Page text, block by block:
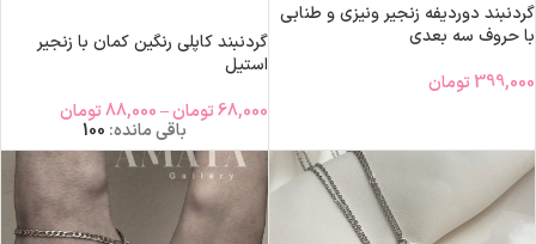
گردنبند دوردیفه زنجیر ونیزی و طنابی
با حروف سه بعدی
399,000 تومان
گردنبند کاپلی رنگین کمان با زنجیر
استیل
68,000تومان–
88,000تومان
باقی مانده: 100